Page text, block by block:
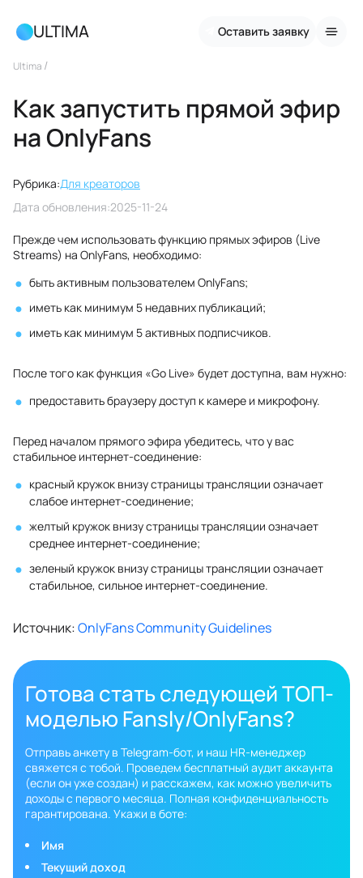
ULTIMA Оставить заявку
Ultima /
Как запустить прямой эфир
на OnlyFans
Рубрика:Для креаторов
Дата обновления:2025-11-24
Прежде чем использовать функцию прямых эфиров (Live
Streams) на OnlyFans, необходимо:
быть активным пользователем OnlyFans;
иметь как минимум 5 недавних публикаций;
иметь как минимум 5 активных подписчиков.
После того как функция «Go Live» будет доступна, вам нужно:
предоставить браузеру доступ к камере и микрофону.
Перед началом прямого эфира убедитесь, что у вас
стабильное интернет‑соединение:
красный кружок внизу страницы трансляции означает
слабое интернет‑соединение;
желтый кружок внизу страницы трансляции означает
среднее интернет‑соединение;
зеленый кружок внизу страницы трансляции означает
стабильное, сильное интернет‑соединение.
Источник:OnlyFans Community Guidelines
Готова стать следующей ТОП-
моделью Fansly/OnlyFans?
Отправь анкету в Telegram-бот, и наш HR-менеджер
свяжется с тобой. Проведем бесплатный аудит аккаунта
(если он уже создан) и расскажем, как можно увеличить
доходы с первого месяца. Полная конфиденциальность
гарантирована. Укажи в боте:
Имя
Текущий доход